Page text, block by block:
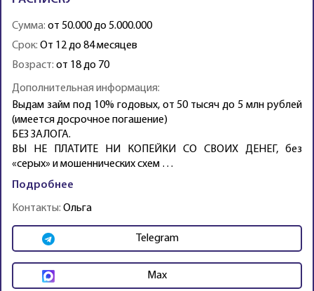
Сумма: от 50.000 до 5.000.000
Срок: От 12 до 84 месяцев
Возраст: от 18 до 70
Дополнительная информация:
Выдам займ под 10% годовых, от 50 тысяч до 5 млн рублей
(имеется досрочное погашение)
БЕЗ ЗАЛОГА.
ВЫ НЕ ПЛАТИТЕ НИ КОПЕЙКИ СО СВОИХ ДЕНЕГ, без
«серых» и мошеннических схем …
Подробнее
Контакты: Ольга
Telegram
Max